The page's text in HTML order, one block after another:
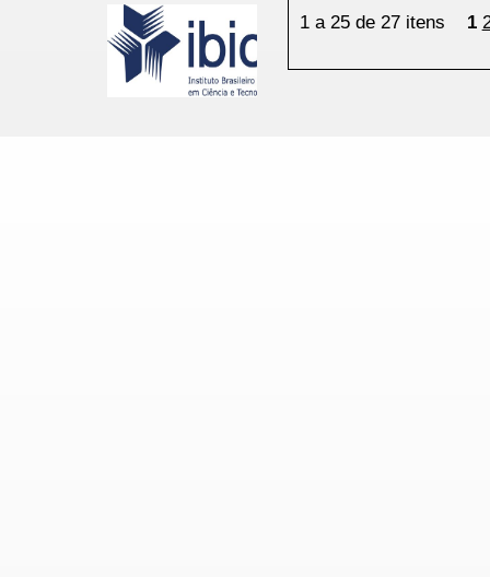
1 a 25 de 27 itens 1